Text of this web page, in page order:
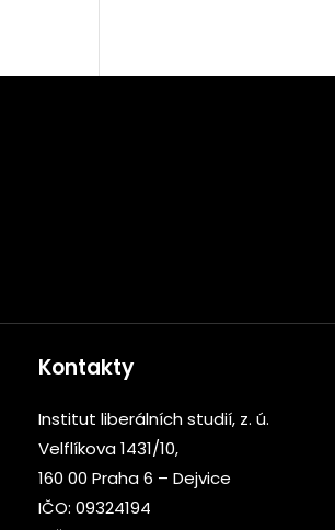
Kontakty
Institut liberálních studií, z. ú.
Velflíkova 1431/10,
160 00 Praha 6 – Dejvice
IČO: 09324194